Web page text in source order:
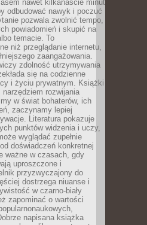
nawet kilkanaście minut
odbudować nawyk i poczuć
pozwala zwolnić tempo,
powiadomień i skupić na
temacie. To
niż przeglądanie internetu,
zaangażowania.
zdolność utrzymywania
się na codzienne
i życiu prywatnym. Książki
rozwijania
w świat bohaterów, ich
zaczynamy lepiej
Literatura pokazuje
punktów widzenia i uczy,
wyglądać zupełnie
doświadczeń konkretnej
ważne w czasach, gdy
uproszczone i
przyzwyczajony do
dostrzega niuanse i
w czarno-biały
zapominać o wartości
napisana książka